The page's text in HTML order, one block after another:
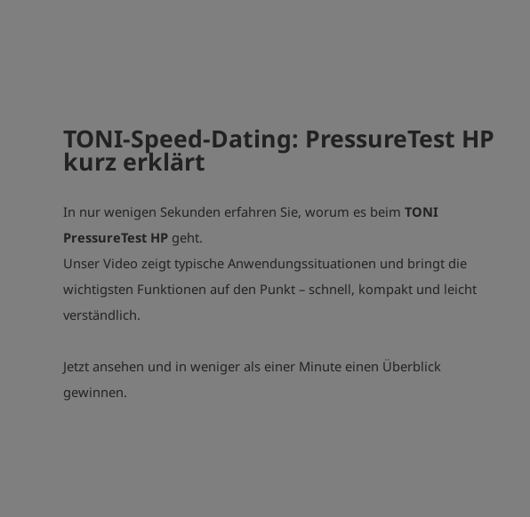
TONI-Speed-Dating: PressureTest HP
kurz erklärt
In nur wenigen Sekunden erfahren Sie, worum es beim TONI
PressureTest HP geht.
Unser Video zeigt typische Anwendungssituationen und bringt die
wichtigsten Funktionen auf den Punkt – schnell, kompakt und leicht
verständlich.
Jetzt ansehen und in weniger als einer Minute einen Überblick
gewinnen.